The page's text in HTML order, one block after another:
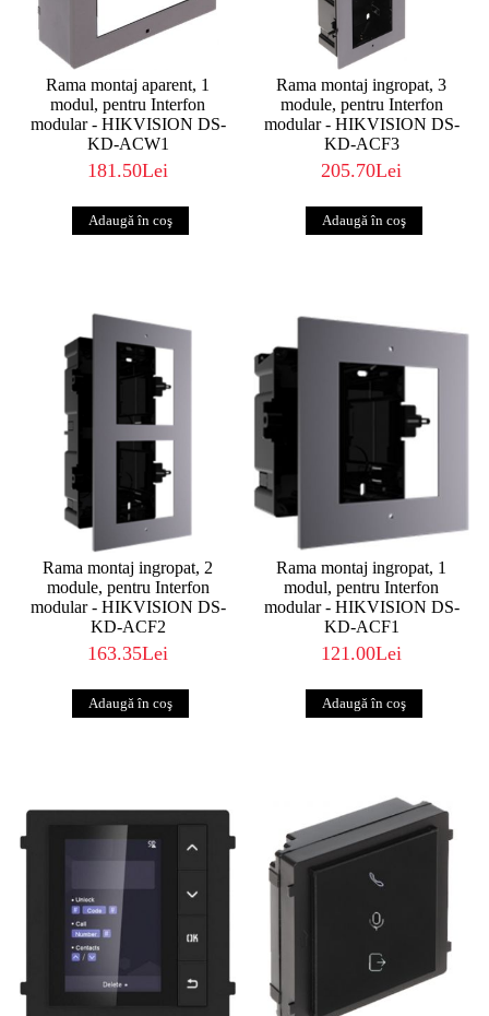
Rama montaj aparent, 1
modul, pentru Interfon
modular - HIKVISION DS-
KD-ACW1
181.50Lei
Rama montaj ingropat, 3
module, pentru Interfon
modular - HIKVISION DS-
KD-ACF3
205.70Lei
Rama montaj ingropat, 2
module, pentru Interfon
modular - HIKVISION DS-
KD-ACF2
163.35Lei
Rama montaj ingropat, 1
modul, pentru Interfon
modular - HIKVISION DS-
KD-ACF1
121.00Lei